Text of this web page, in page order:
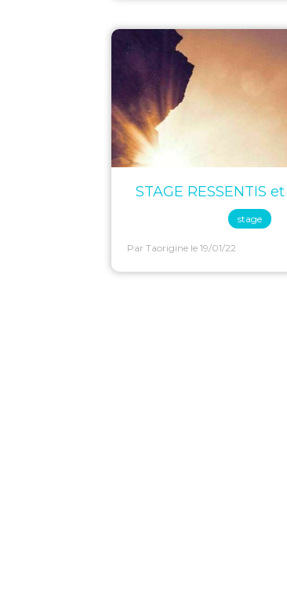
STAGE RESSENTIS
stage
Par Taorigine le 19/01/22